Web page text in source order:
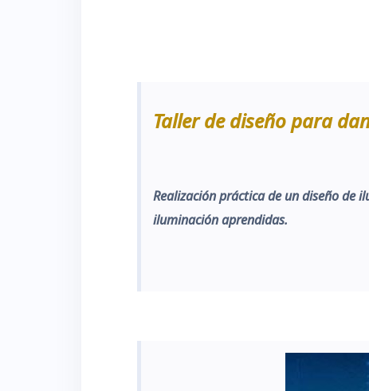
Taller de diseño para
Realización práctica de un diseño de
iluminación aprendidas.